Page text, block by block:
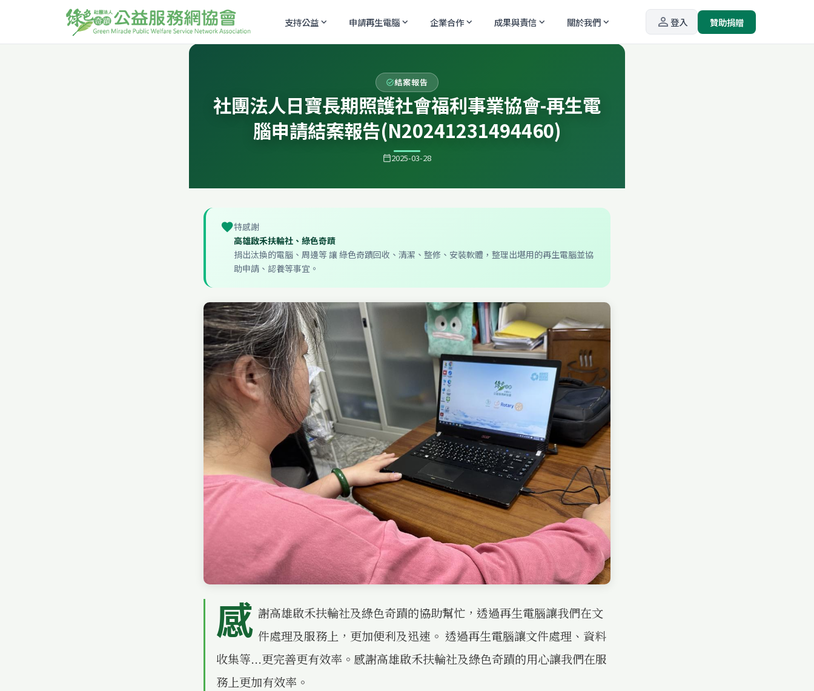
支持公益expand_more 申請再生電腦expand_more 企業合作expand_more 成果與責信expand_more 關於我們expand_more person_outline登入 贊助捐贈
task_alt結案報告
社團法人日寶長期照護社會福利事業協會-再生電
腦申請結案報告(N20241231494460)
calendar_today2025-03-28
favorite特感謝
高雄啟禾扶輪社、綠色奇蹟
捐出汰換的電腦、周邊等 讓 綠色奇蹟回收、清潔、整修、安裝軟體，整理出堪用的再生電腦並協
助申請、認養等事宜。
感 謝高雄啟禾扶輪社及綠色奇蹟的協助幫忙，透過再生電腦讓我們在文
件處理及服務上，更加便利及迅速。 透過再生電腦讓文件處理、資料
收集等...更完善更有效率。感謝高雄啟禾扶輪社及綠色奇蹟的用心讓我們在服
務上更加有效率。